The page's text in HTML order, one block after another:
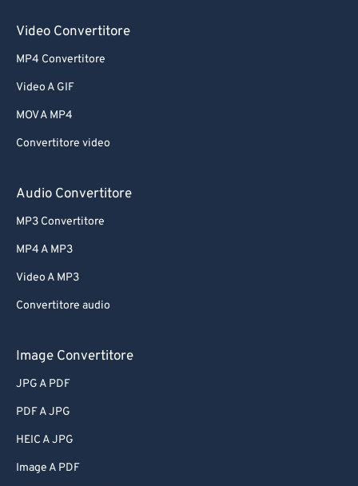
Video Convertitore
MP4 Convertitore
Video A GIF
MOV A MP4
Convertitore video
Audio Convertitore
MP3 Convertitore
MP4 A MP3
Video A MP3
Convertitore audio
Image Convertitore
JPG A PDF
PDF A JPG
HEIC A JPG
Image A PDF